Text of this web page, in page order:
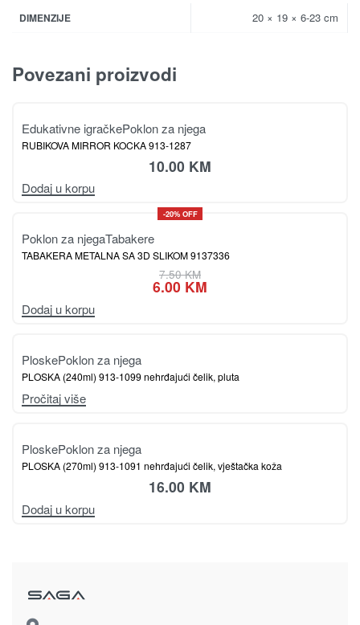
DIMENZIJE 20 × 19 × 6-23 cm
Povezani proizvodi
Edukativne igračkePoklon za njega
RUBIKOVA MIRROR KOCKA 913-1287
10.00 KM
Dodaj u korpu
-20% OFF
Poklon za njegaTabakere
TABAKERA METALNA SA 3D SLIKOM 9137336
7.50KM
6.00 KM
Dodaj u korpu